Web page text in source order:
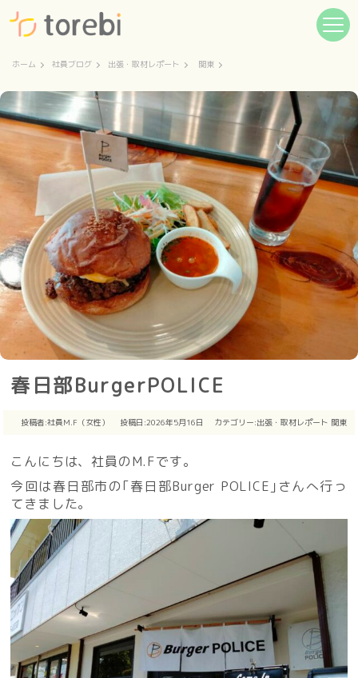
ホーム 社員ブログ 出張・取材レポート 関東
春日部BurgerPOLICE
投稿者:社員M.F（女性） 投稿日:2026年5月16日 カテゴリー:出張・取材レポート 関東
こんにちは、社員のM.Fです。
今回は春日部市の｢春日部Burger POLICE｣さんへ行っ
てきました。